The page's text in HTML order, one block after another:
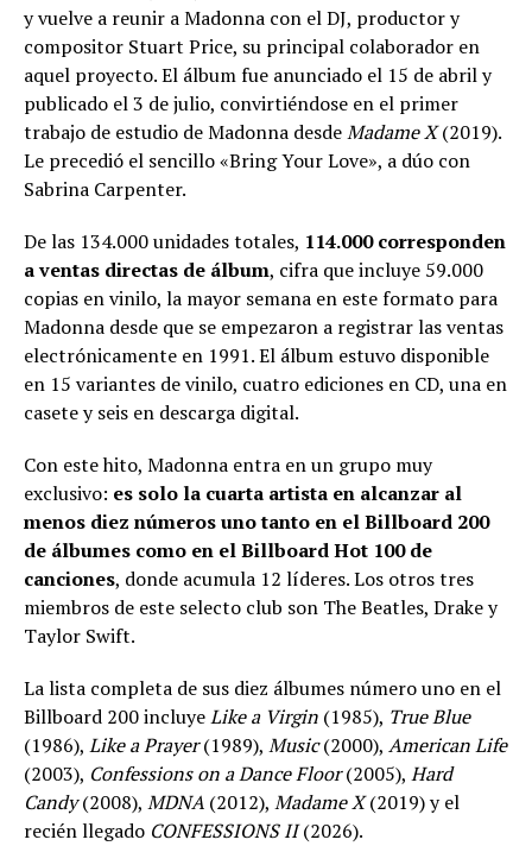
y vuelve a reunir a Madonna con el DJ, productor y
compositor Stuart Price, su principal colaborador en
aquel proyecto. El álbum fue anunciado el 15 de abril y
publicado el 3 de julio, convirtiéndose en el primer
trabajo de estudio de Madonna desdeMadame X(2019).
Le precedió el sencillo «Bring Your Love», a dúo con
Sabrina Carpenter.
De las 134.000 unidades totales, 114.000 corresponden
a ventas directas de álbum, cifra que incluye 59.000
copias en vinilo, la mayor semana en este formato para
Madonna desde que se empezaron a registrar las ventas
electrónicamente en 1991. El álbum estuvo disponible
en 15 variantes de vinilo, cuatro ediciones en CD, una en
casete y seis en descarga digital.
Con este hito, Madonna entra en un grupo muy
exclusivo: es solo la cuarta artista en alcanzar al
menos diez números uno tanto en el Billboard 200
de álbumes como en el Billboard Hot 100 de
canciones, donde acumula 12 líderes. Los otros tres
miembros de este selecto club son The Beatles, Drake y
Taylor Swift.
La lista completa de sus diez álbumes número uno en el
Billboard 200 incluyeLike a Virgin (1985), True Blue
(1986), Like a Prayer(1989), Music(2000), American Life
(2003), Confessions on a Dance Floor(2005), Hard
Candy(2008), MDNA (2012), Madame X(2019) y el
recién llegado CONFESSIONS II(2026).